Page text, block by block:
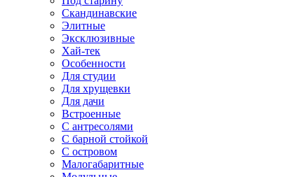
Скандинавские
Элитные
Эксклюзивные
Хай-тек
Особенности
Для студии
Для хрущевки
Для дачи
Встроенные
С антресолями
С барной стойкой
С островом
Малогабаритные